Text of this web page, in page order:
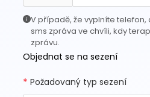
V případě, že vyplníte
sms zpráva ve chvíli, kdy
zprávu.
Objednat se na sezení
* Požadovaný typ sezení